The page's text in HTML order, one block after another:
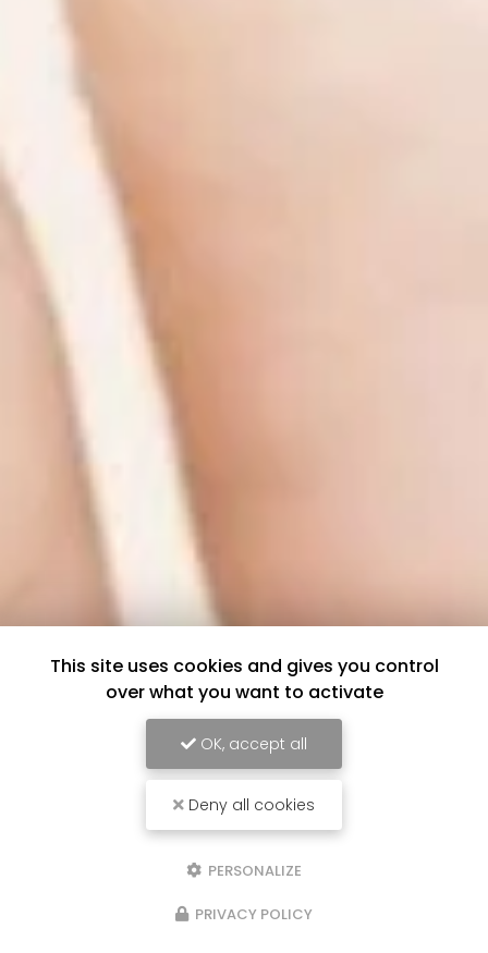
This site uses cookies and gives you control
over what you want to activate
OK, accept all
Deny all cookies
PERSONALIZE
PRIVACY POLICY